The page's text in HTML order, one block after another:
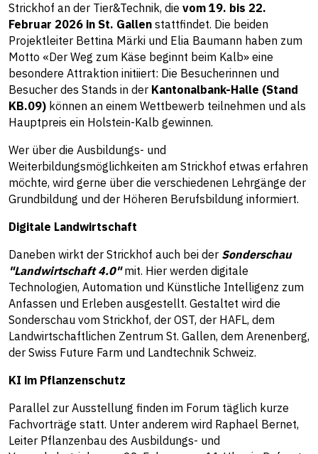
Strickhof an der Tier&Technik, die vom 19. bis 22.
Februar 2026 in St. Gallen stattfindet. Die beiden
Projektleiter Bettina Märki und Elia Baumann haben zum
Motto «Der Weg zum Käse beginnt beim Kalb» eine
besondere Attraktion initiiert: Die Besucherinnen und
Besucher des Stands in der Kantonalbank-Halle (Stand
KB.09) können an einem Wettbewerb teilnehmen und als
Hauptpreis ein Holstein-Kalb gewinnen.
Wer über die Ausbildungs- und
Weiterbildungsmöglichkeiten am Strickhof etwas erfahren
möchte, wird gerne über die verschiedenen Lehrgänge der
Grundbildung und der Höheren Berufsbildung informiert.
Digitale Landwirtschaft
Daneben wirkt der Strickhof auch bei der Sonderschau
"Landwirtschaft 4.0" mit. Hier werden digitale
Technologien, Automation und Künstliche Intelligenz zum
Anfassen und Erleben ausgestellt. Gestaltet wird die
Sonderschau vom Strickhof, der OST, der HAFL, dem
Landwirtschaftlichen Zentrum St. Gallen, dem Arenenberg,
der Swiss Future Farm und Landtechnik Schweiz.
KI im Pflanzenschutz
Parallel zur Ausstellung finden im Forum täglich kurze
Fachvorträge statt. Unter anderem wird Raphael Bernet,
Leiter Pflanzenbau des Ausbildungs- und